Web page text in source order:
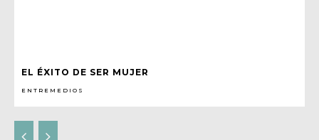
EL ÉXITO DE SER MUJER
ENTREMEDIOS